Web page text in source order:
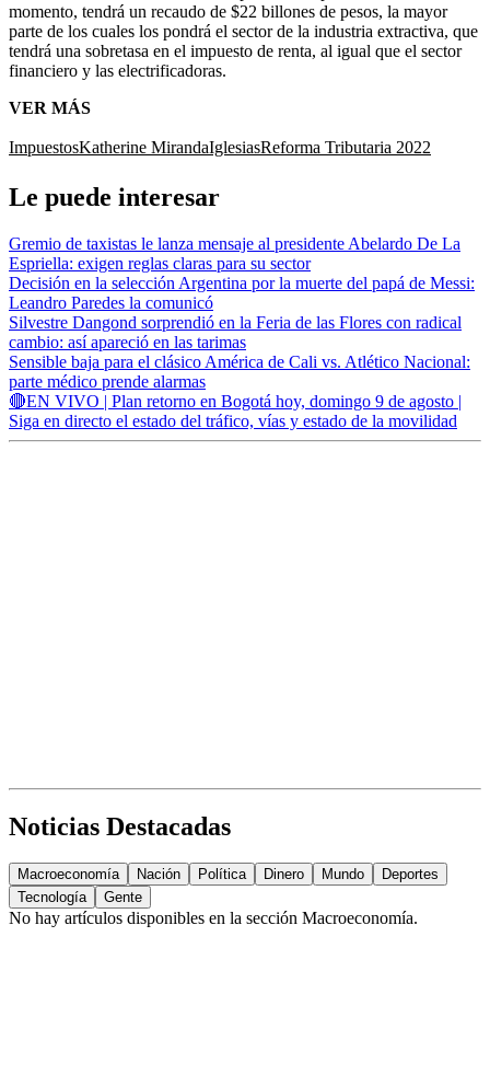
momento, tendrá un recaudo de $22 billones de pesos, la mayor
parte de los cuales los pondrá el sector de la industria extractiva, que
tendrá una sobretasa en el impuesto de renta, al igual que el sector
financiero y las electrificadoras.
VER MÁS
ImpuestosKatherine MirandaIglesiasReforma Tributaria 2022
Le puede interesar
Gremio de taxistas le lanza mensaje al presidente Abelardo De La
Espriella: exigen reglas claras para su sector
Decisión en la selección Argentina por la muerte del papá de Messi:
Leandro Paredes la comunicó
Silvestre Dangond sorprendió en la Feria de las Flores con radical
cambio: así apareció en las tarimas
Sensible baja para el clásico América de Cali vs. Atlético Nacional:
parte médico prende alarmas
🔴EN VIVO | Plan retorno en Bogotá hoy, domingo 9 de agosto |
Siga en directo el estado del tráfico, vías y estado de la movilidad
Noticias Destacadas
Macroeconomía Nación Política Dinero Mundo
Deportes
Tecnología
Gente
No hay artículos disponibles en la sección Macroeconomía.